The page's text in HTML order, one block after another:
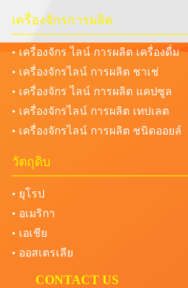
เครื่องจักรการผลิต
• เครื่องจักร ไลน์ การผลิต เครื่องดื่ม
• เครื่องจักรไลน์ การผลิต ชาเช่
• เครื่องจักร ไลน์ การผลิต แคปซูล
• เครื่องจักรไลน์ การผลิต เทปเลต
• เครื่องจักรไลน์ การผลิต ชนิดออยล์
วัตถุดิบ
• ยุโรป
• อเมริกา
• เอเชีย
• ออสเตรเลีย
CONTACT US